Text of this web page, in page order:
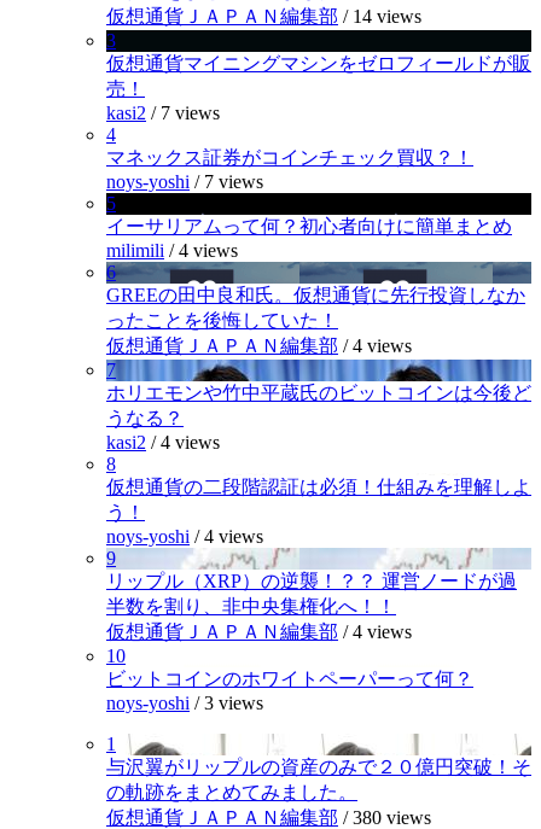
仮想通貨ＪＡＰＡＮ編集部 / 14 views
3
仮想通貨マイニングマシンをゼロフィールドが販
売！
kasi2 / 7 views
4
マネックス証券がコインチェック買収？！
noys-yoshi / 7 views
5
イーサリアムって何？初心者向けに簡単まとめ
milimili /4 views
6
GREEの田中良和氏。仮想通貨に先行投資しなか
ったことを後悔していた！
仮想通貨ＪＡＰＡＮ編集部 /4 views
7
ホリエモンや竹中平蔵氏のビットコインは今後ど
うなる？
kasi2 /4 views
8
仮想通貨の二段階認証は必須！仕組みを理解しよ
う！
noys-yoshi /4 views
9
リップル（XRP）の逆襲！？？ 運営ノードが過
半数を割り、非中央集権化へ！！
仮想通貨ＪＡＰＡＮ編集部 /4 views
10
ビットコインのホワイトペーパーって何？
noys-yoshi /3 views
1
与沢翼がリップルの資産のみで２０億円突破！そ
の軌跡をまとめてみました。
仮想通貨ＪＡＰＡＮ編集部 /380 views